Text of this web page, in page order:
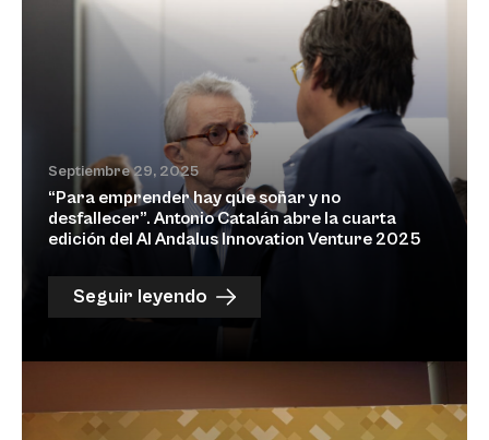
Septiembre 29, 2025
“Para emprender hay que soñar y no
desfallecer”. Antonio Catalán abre la cuarta
edición del Al Andalus Innovation Venture 2025
Seguir leyendo